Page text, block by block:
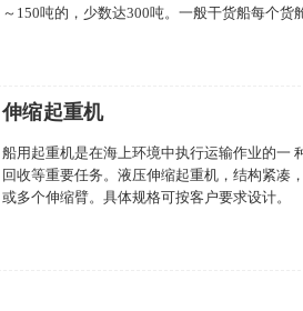
～150吨的，少数达300吨。一般干货船每个货
伸缩起重机
船用起重机是在海上环境中执行运输作业的一
回收等重要任务。液压伸缩起重机，结构紧凑
或多个伸缩臂。具体规格可按客户要求设计。